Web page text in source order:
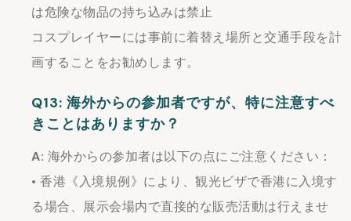
は危険な物品の持ち込みは禁止
コスプレイヤーには事前に着替え場所と交通手段を計
画することをお勧めします。
Q13: 海外からの参加者ですが、特に注意すべ
きことはありますか？
A: 海外からの参加者は以下の点にご注意ください：
• 香港《入境規例》により、観光ビザで香港に入境す
る場合、展示会場内で直接的な販売活動は行えませ